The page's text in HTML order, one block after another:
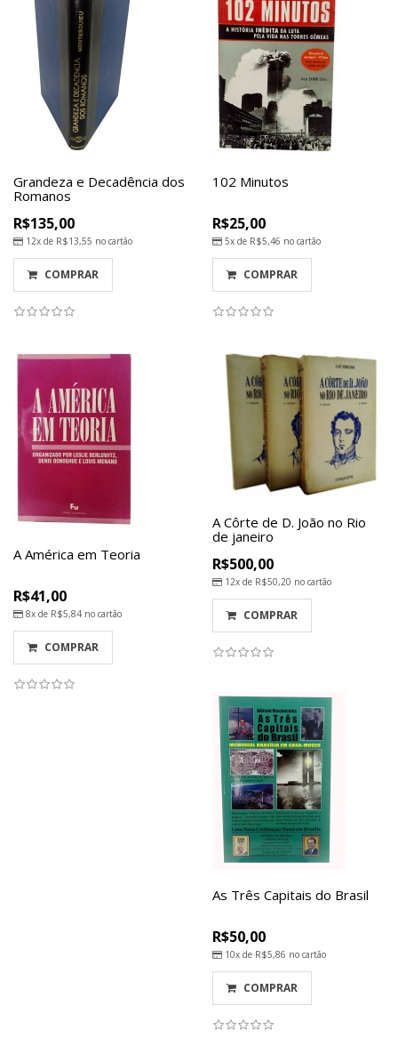
Grandeza e Decadência dos
Romanos
R$135,00
12x de R$13,55 no cartão
COMPRAR
102 Minutos
R$25,00
5x de R$5,46 no cartão
COMPRAR
A América em Teoria
R$41,00
8x de R$5,84 no cartão
COMPRAR
A Côrte de D. João no Rio
de janeiro
R$500,00
12x de R$50,20 no cartão
COMPRAR
As Três Capitais do Brasil
R$50,00
10x de R$5,86 no cartão
COMPRAR